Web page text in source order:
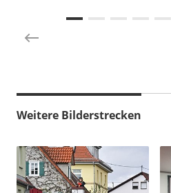
Weitere Bilderstrecken